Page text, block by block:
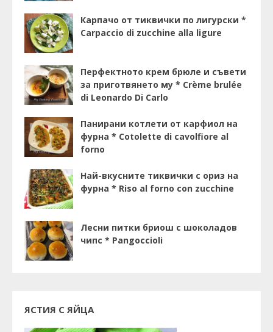
Карпачо от тиквички по лигурски *
Carpaccio di zucchine alla ligure
Перфектното крем брюле и съвети
за приготвянето му * Crème brulée
di Leonardo Di Carlo
Панирани котлети от карфиол на
фурна * Cotolette di cavolfiore al
forno
Най-вкусните тиквички с ориз на
фурна * Riso al forno con zucchine
Лесни питки бриош с шоколадов
чипс * Pangoccioli
ЯСТИЯ С ЯЙЦА